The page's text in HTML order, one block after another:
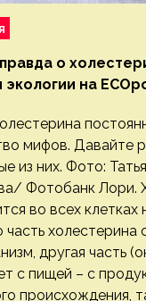
о
экологии на
мифов. Давайте
из них. Фото:
Фотобанк Лори.
во всех клетках
холестерина
другая часть
с пищей – с
происхождения,